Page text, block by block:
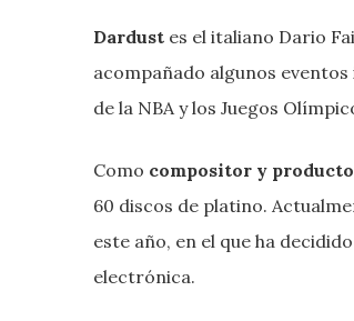
Dardust es el italiano Dario
acompañado algunos
de la NBA y los Juegos
Como compositor y
60 discos de platino.
este año, en el que ha
electrónica.